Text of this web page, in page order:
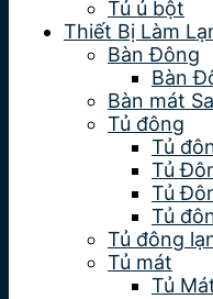
Tủ ủ bột
Thiết Bị Làm
Bàn Đông
Bàn
Bàn mát
Tủ đông
Tủ
Tủ
Tủ
Tủ
Tủ đông
Tủ mát
Tủ